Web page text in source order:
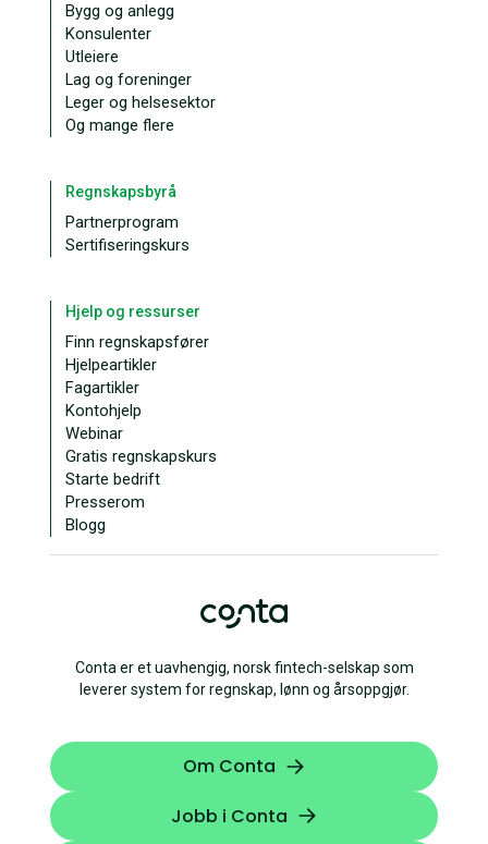
Conta er et uavhengig, norsk fintech-selskap som
leverer system for regnskap, lønn og årsoppgjør.
Om Conta
Jobb i Conta
Bygg og anlegg
Konsulenter
Utleiere
Lag og foreninger
Leger og helsesektor
Og mange flere
Regnskapsbyrå
Partnerprogram
Sertifiseringskurs
Hjelp og ressurser
Finn regnskapsfører
Hjelpeartikler
Fagartikler
Kontohjelp
Webinar
Gratis regnskapskurs
Starte bedrift
Presserom
Blogg